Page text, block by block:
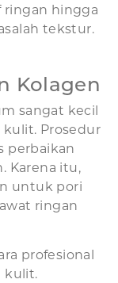
ringan hingga
tekstur.
Kolagen
sangat kecil
Prosedur
perbaikan
Karena itu,
untuk pori
ringan
profesional
kulit.